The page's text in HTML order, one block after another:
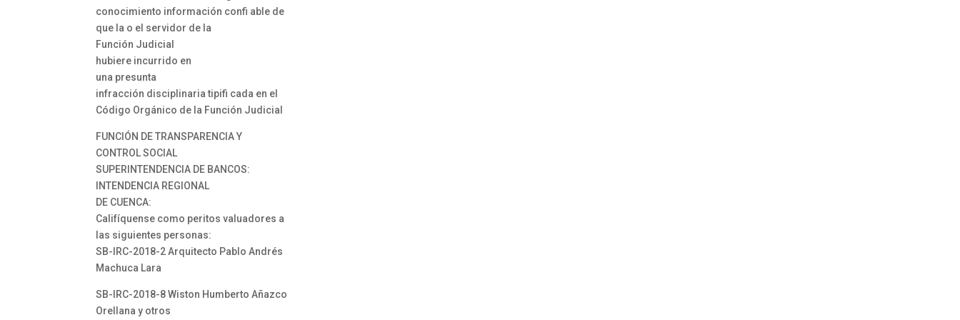
conocimiento información confi able de
que la o el servidor de la
Función Judicial
hubiere incurrido en
una presunta
infracción disciplinaria tipifi cada en el
Código Orgánico de la Función Judicial
FUNCIÓN DE TRANSPARENCIA Y
CONTROL SOCIAL
SUPERINTENDENCIA DE BANCOS:
INTENDENCIA REGIONAL
DE CUENCA:
Califíquense como peritos valuadores a
las siguientes personas:
SB-IRC-2018-2 Arquitecto Pablo Andrés
Machuca Lara
SB-IRC-2018-8 Wiston Humberto Añazco
Orellana y otros